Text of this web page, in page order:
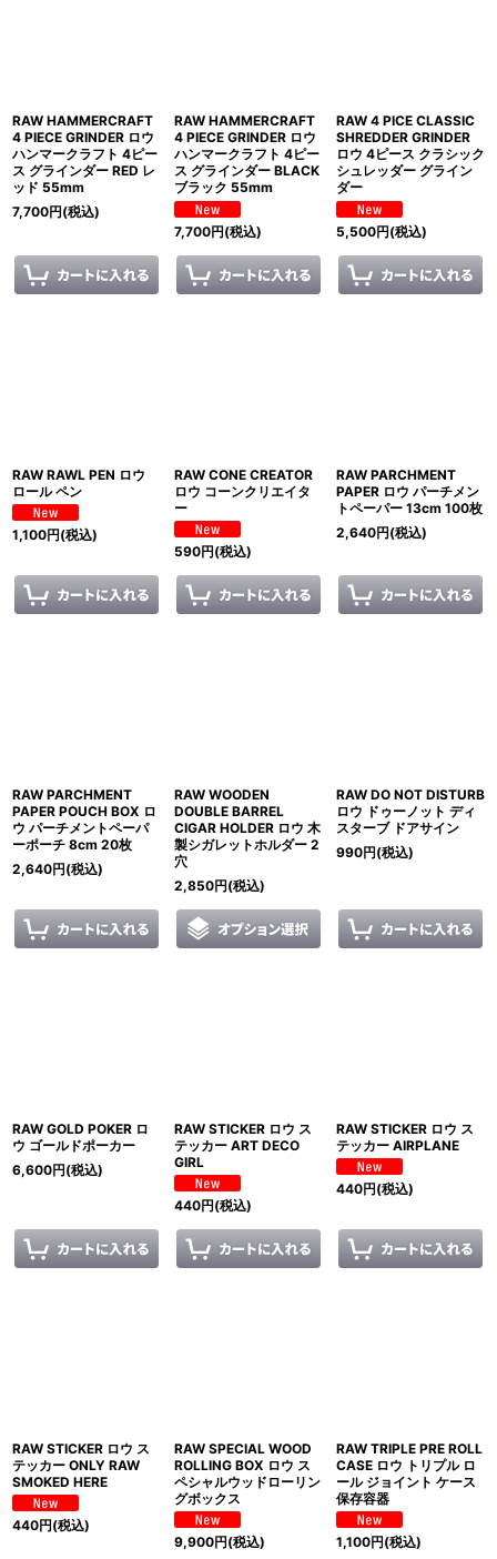
RAW HAMMERCRAFT
4 PIECE GRINDER ロウ
ハンマークラフト 4ピー
ス グラインダー RED レ
ッド 55mm
7,700円(税込)
RAW HAMMERCRAFT
4 PIECE GRINDER ロウ
ハンマークラフト 4ピー
ス グラインダー BLACK
ブラック 55mm
7,700円(税込)
RAW 4 PICE CLASSIC
SHREDDER GRINDER
ロウ 4ピース クラシック
シュレッダー グライン
ダー
5,500円(税込)
RAW RAWL PEN ロウ
ロール ペン
1,100円(税込)
RAW CONE CREATOR
ロウ コーンクリエイタ
ー
590円(税込)
RAW PARCHMENT
PAPER ロウ パーチメン
トペーパー 13cm 100枚
2,640円(税込)
RAW PARCHMENT
PAPER POUCH BOX ロ
ウ パーチメントペーパ
ーポーチ 8cm 20枚
2,640円(税込)
RAW WOODEN
DOUBLE BARREL
CIGAR HOLDER ロウ 木
製シガレットホルダー 2
穴
2,850円(税込)
RAW DO NOT DISTURB
ロウ ドゥーノット ディ
スターブ ドアサイン
990円(税込)
RAW GOLD POKER ロ
ウ ゴールドポーカー
6,600円(税込)
RAW STICKER ロウ ス
テッカー ART DECO
GIRL
440円(税込)
RAW STICKER ロウ ス
テッカー AIRPLANE
440円(税込)
RAW STICKER ロウ ス
テッカー ONLY RAW
SMOKED HERE
440円(税込)
RAW SPECIAL WOOD
ROLLING BOX ロウ ス
ペシャルウッドローリン
グボックス
9,900円(税込)
RAW TRIPLE PRE ROLL
CASE ロウ トリプル ロ
ール ジョイント ケース
保存容器
1,100円(税込)